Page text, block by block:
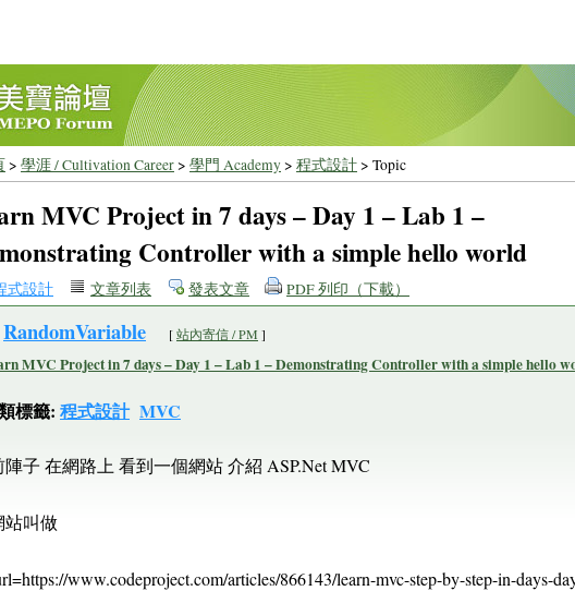
> 學涯 / Cultivation Career> 學門 Academy> 程式設計> Topic
MVC Project in 7 days – Day 1 – Lab 1 –
Controller with a simple hello world
式設計 文章列表 發表文章 PDF 列印（下載）
RandomVariable [站內寄信 / PM ]
MVC Project in 7 days – Day 1 – Lab 1 – Demonstrating Controller with a simple hello
標籤: 程式設計 MVC
陣子 在網路上 看到一個網站 介紹 ASP.Net MVC
站叫做
www.codeproject.com/articles/866143/learn-mvc-step-by-step-in-days-